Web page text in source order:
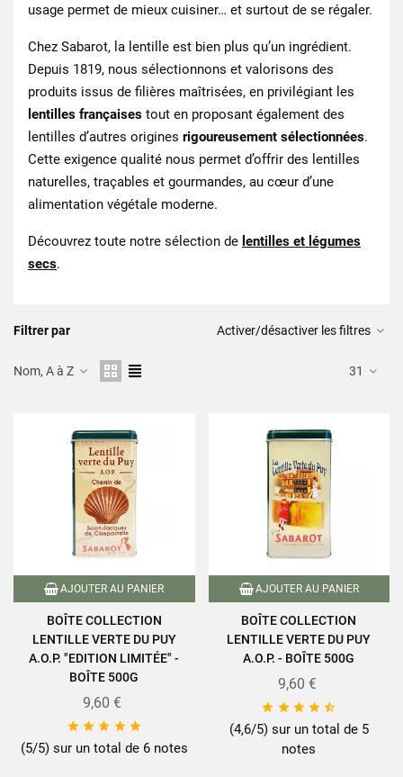
usage permet de mieux cuisiner… et surtout de se régaler.
Chez Sabarot, la lentille est bien plus qu’un ingrédient.
Depuis 1819, nous sélectionnons et valorisons des
produits issus de filières maîtrisées, en privilégiant les
lentilles françaises tout en proposant également des
lentilles d’autres origines rigoureusement sélectionnées.
Cette exigence qualité nous permet d’offrir des lentilles
naturelles, traçables et gourmandes, au cœur d’une
alimentation végétale moderne.
Découvrez toute notre sélection de lentilles et légumes
secs.
Filtrer par Activer/désactiver les filtres
Nom, A à Z 31
AJOUTER AU PANIER
BOÎTE COLLECTION
LENTILLE VERTE DU PUY
A.O.P. "EDITION LIMITÉE" -
BOÎTE 500G
9,60 €
    
(5/5) sur un total de 6 notes
AJOUTER AU PANIER
BOÎTE COLLECTION
LENTILLE VERTE DU PUY
A.O.P. - BOÎTE 500G
9,60 €
    
(4,6/5) sur un total de 5
notes